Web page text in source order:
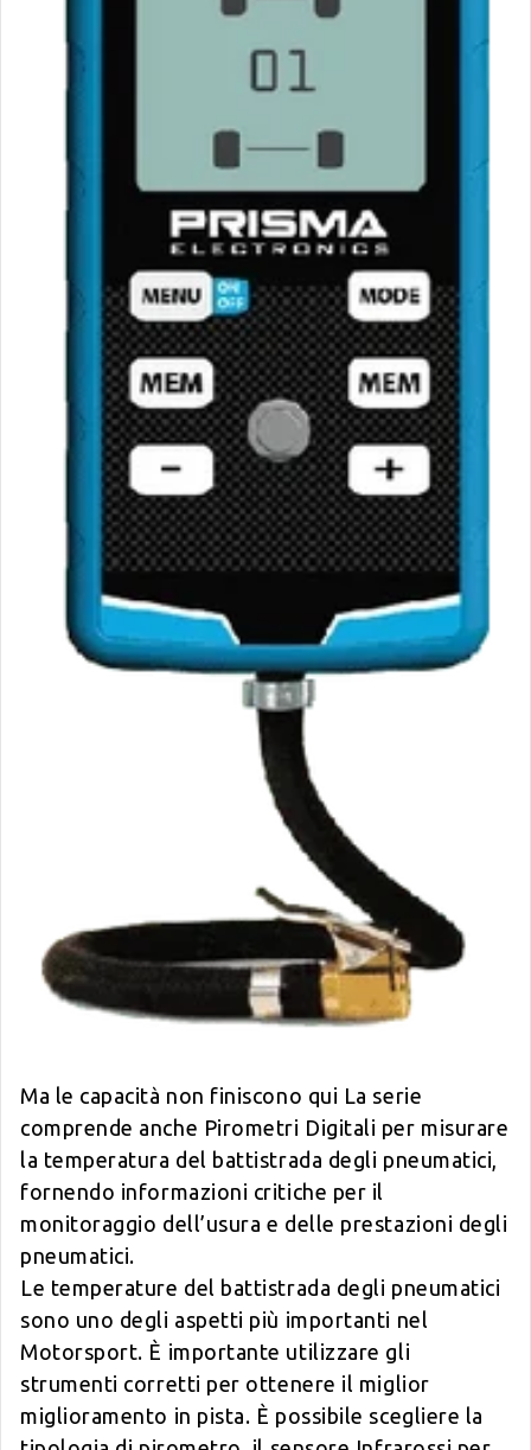
Ma le capacità non finiscono qui La serie
comprende anche Pirometri Digitali per misurare
la temperatura del battistrada degli pneumatici,
fornendo informazioni critiche per il
monitoraggio dell’usura e delle prestazioni degli
pneumatici.
Le temperature del battistrada degli pneumatici
sono uno degli aspetti più importanti nel
Motorsport. È importante utilizzare gli
strumenti corretti per ottenere il miglior
miglioramento in pista. È possibile scegliere la